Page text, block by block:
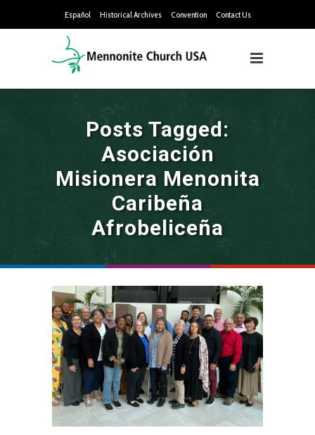
Español Historical Archives Convention Contact Us
Posts Tagged:
Asociación
Misionera Menonita
Caribeña
Afrobeliceña